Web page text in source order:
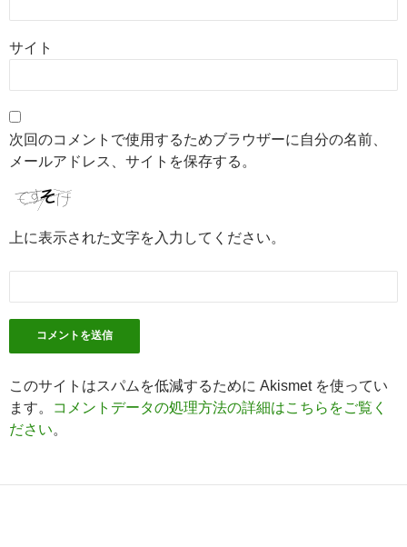
サイト
次回のコメントで使用するためブラウザーに自分の名前、
メールアドレス、サイトを保存する。
上に表示された文字を入力してください。
このサイトはスパムを低減するために Akismet を使ってい
ます。
コメントデータの処理方法の詳細はこちらをご覧く
ださい。